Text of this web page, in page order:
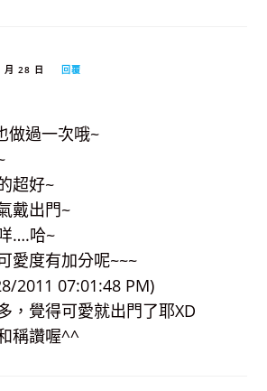
28 日 回覆
做過一次哦~
超好~
戴出門~
….哈~
愛度有加分呢~~~
2011 07:01:48 PM)
，覺得可愛就出門了耶XD
稱讚喔^^